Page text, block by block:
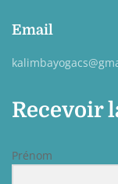
Email
Recevoir
Prénom